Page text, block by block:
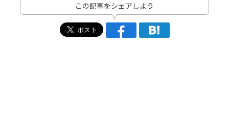
この記事をシェアしよう